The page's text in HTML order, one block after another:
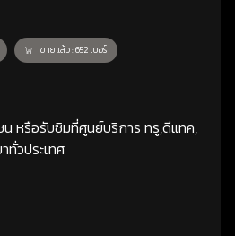
ขายแล้ว : 652 เบอร์
หรือรับซิมที่ศูนย์บริการ ทรู,ดีแทค,
ทั่วประเทศ